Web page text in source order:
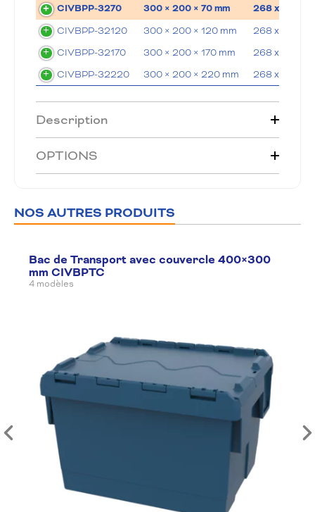
CIVBPP-3270 300 × 200 × 70 mm 268 x 168 x
CIVBPP-32120 300 × 200 × 120 mm
268 x 168 x
CIVBPP-32170
300 × 200 × 170 mm
268 x 168 x
CIVBPP-32220
300 × 200 × 220 mm 268 x 168 x
Description
OPTIONS
NOS AUTRES PRODUITS
Bac de Transport avec couvercle 400×300
mm CIVBPTC
4 modèles